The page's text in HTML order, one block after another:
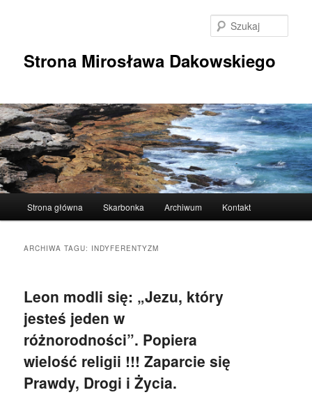
Strona Mirosława Dakowskiego
Strona główna Skarbonka Archiwum Kontakt
ARCHIWA TAGU: INDYFERENTYZM
Leon modli się: „Jezu, który
jesteś jeden w
różnorodności”. Popiera
wielość religii !!! Zaparcie się
Prawdy, Drogi i Życia.